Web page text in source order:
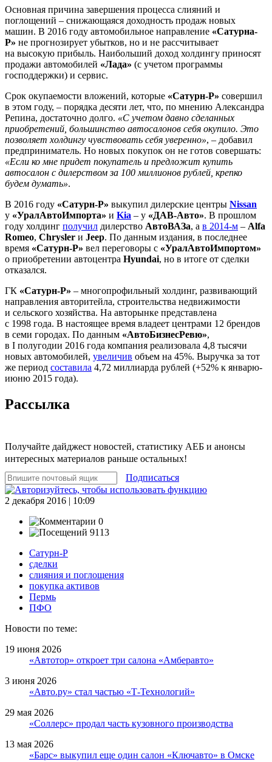
Основная причина завершения процесса слияний и
поглощений – снижающаяся доходность продаж новых
машин. В 2016 году автомобильное направление «Сатурна-
Р» не прогнозирует убытков, но и не рассчитывает
на высокую прибыль. Наибольший доход холдингу приносят
продажи автомобилей «Лада» (с учетом программы
господдержки) и сервис.
Срок окупаемости вложений, которые «Сатурн-Р» совершил
в этом году, – порядка десяти лет, что, по мнению Александра
Репина, достаточно долго. «С учетом давно сделанных
приобретений, большинство автосалонов себя окупило. Это
позволяет холдингу чувствовать себя уверенно», – добавил
предприниматель. Но новых покупок он не готов совершать:
«Если ко мне придет покупатель и предложит купить
автосалон с дилерством за 100 миллионов рублей, крепко
будем думать».
В 2016 году «Сатурн-Р» выкупил дилерские центры Nissan
у «УралАвтоИмпорта» и Kia – у «ДАВ-Авто». В прошлом
году холдинг получил дилерство АвтоВАЗа, а в 2014-м – Alfa
Romeo, Chrysler и Jeep. По данным издания, в последнее
время «Сатурн-Р» вел переговоры с «УралАвтоИмпортом»
о приобретении автоцентра Hyundai, но в итоге от сделки
отказался.
ГК «Сатурн-Р» – многопрофильный холдинг, развивающий
направления авторитейла, строительства недвижимости
и сельского хозяйства. На авторынке представлена
с 1998 года. В настоящее время владеет центрами 12 брендов
в семи городах. По данным «АвтоБизнесРевю»,
в I полугодии 2016 года компания реализовала 4,8 тысячи
новых автомобилей, увеличив объем на 45%. Выручка за тот
же период составила 4,72 миллиарда рублей (+52% к январю-
июню 2015 года).
Рассылка
Получайте дайджест новостей, статистику АЕБ и анонсы
интересных материалов раньше остальных!
Подписаться
2 декабря 2016 | 10:09
0
9113
Сатурн-Р
сделки
слияния и поглощения
покупка активов
Пермь
ПФО
Новости по теме:
19 июня 2026
«Автотор» откроет три салона «Амберавто»
3 июня 2026
«Авто.ру» стал частью «Т-Технологий»
29 мая 2026
«Соллерс» продал часть кузовного производства
13 мая 2026
«Барс» выкупил еще один салон «Ключавто» в Омске